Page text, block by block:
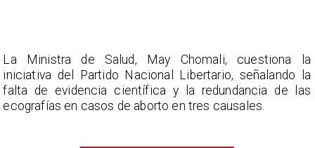
La Ministra de Salud, May Chomali, cuestiona la
iniciativa del Partido Nacional Libertario, señalando la
falta de evidencia científica y la redundancia de las
ecografías en casos de aborto en tres causales.